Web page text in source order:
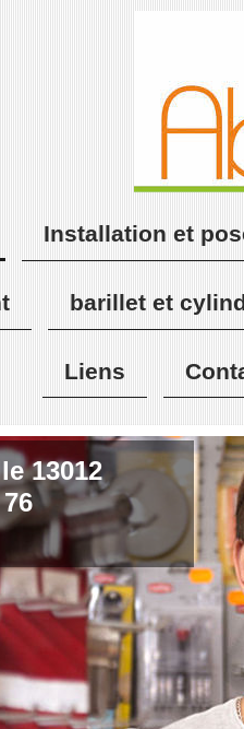
Installation et
barillet et
Liens
13012
76